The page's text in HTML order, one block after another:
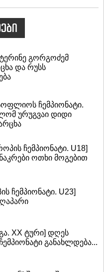
გორგოძემ
და რუსს
ჩემპიონატი.
ურუგვაი დიდი
ჩემპიონატი. U18]
ოთხი მოგებით
ჩემპიონატი. U23]
XX ტური] დღეს
განახლდება...